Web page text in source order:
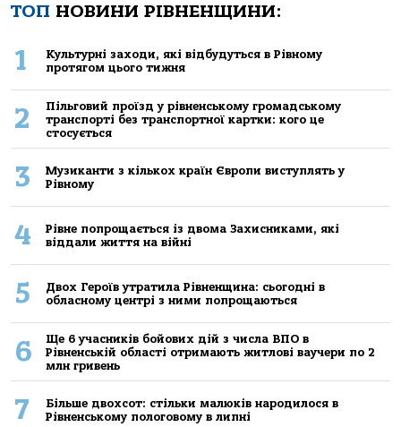
ТОП НОВИНИ РІВНЕНЩИНИ:
1
Культурні заходи, які відбудуться в Рівному
протягом цього тижня
2
Пільговий проїзд у рівненському громадському
транспорті без транспортної картки: кого це
стосується
3
Музиканти з кількох країн Європи виступлять у
Рівному
4
Рівне попрощається із двома Захисниками, які
віддали життя на війні
5
Двох Героїв утратила Рівненщина: сьогодні в
обласному центрі з ними попрощаються
6
Ще 6 учасників бойових дій з числа ВПО в
Рівненській області отримають житлові ваучери по 2
млн гривень
7
Більше двохсот: стільки малюків народилося в
Рівненському пологовому в липні